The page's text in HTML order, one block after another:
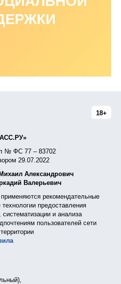
18+
№ ФС 77 – 83702
29.07.2022
Александрович
Валерьевич
рекомендательные
предоставления
и анализа
пользователей сети